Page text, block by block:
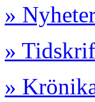
»
»
»